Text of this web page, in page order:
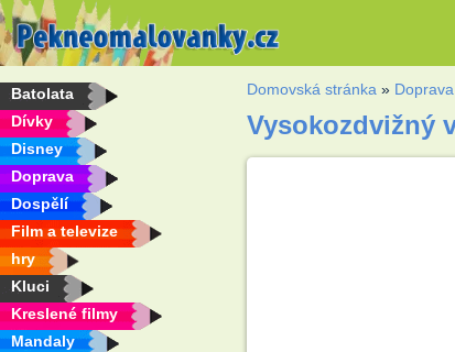
Batolata
Dívky
Disney
Doprava
Dospělí
Film a televize
hry
Kluci
Kreslené filmy
Mandaly
Domovská stránka » Doprava
Vysokozdvižný